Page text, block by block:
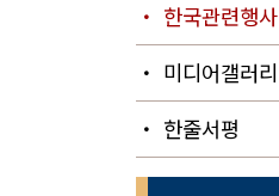
・ 한국관련행사
・ 미디어갤러리
・ 한줄서평